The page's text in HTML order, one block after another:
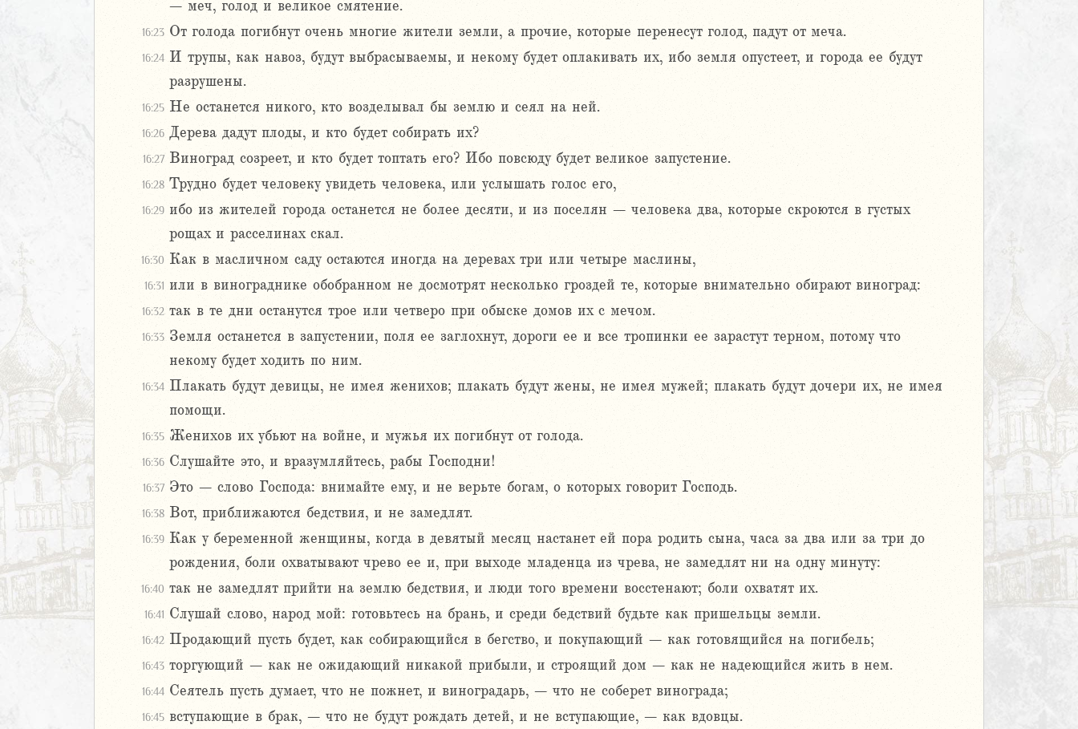
– меч, голод и великое смятение.
16:23 От голода погибнут очень многие жители земли, а прочие, которые перенесут голод, падут от меча.
16:24 И трупы, как навоз, будут выбрасываемы, и некому будет оплакивать их, ибо земля опустеет, и города ее будут
разрушены.
16:25 Не останется никого, кто возделывал бы землю и сеял на ней.
16:26 Дерева дадут плоды, и кто будет собирать их?
16:27 Виноград созреет, и кто будет топтать его? Ибо повсюду будет великое запустение.
16:28 Трудно будет человеку увидеть человека, или услышать голос его,
16:29 ибо из жителей города останется не более десяти, и из поселян – человека два, которые скроются в густых
рощах и расселинах скал.
16:30 Как в масличном саду остаются иногда на деревах три или четыре маслины,
16:31 или в винограднике обобранном не досмотрят несколько гроздей те, которые внимательно обирают виноград:
16:32 так в те дни останутся трое или четверо при обыске домов их с мечом.
16:33 Земля останется в запустении, поля ее заглохнут, дороги ее и все тропинки ее зарастут терном, потому что
некому будет ходить по ним.
16:34 Плакать будут девицы, не имея женихов; плакать будут жены, не имея мужей; плакать будут дочери их, не имея
помощи.
16:35 Женихов их убьют на войне, и мужья их погибнут от голода.
16:36 Слушайте это, и вразумляйтесь, рабы Господни!
16:37 Это – слово Господа: внимайте ему, и не верьте богам, о которых говорит Господь.
16:38 Вот, приближаются бедствия, и не замедлят.
16:39 Как у беременной женщины, когда в девятый месяц настанет ей пора родить сына, часа за два или за три до
рождения, боли охватывают чрево ее и, при выходе младенца из чрева, не замедлят ни на одну минуту:
16:40 так не замедлят прийти на землю бедствия, и люди того времени восстенают; боли охватят их.
16:41 Слушай слово, народ мой: готовьтесь на брань, и среди бедствий будьте как пришельцы земли.
16:42 Продающий пусть будет, как собирающийся в бегство, и покупающий – как готовящийся на погибель;
16:43 торгующий – как не ожидающий никакой прибыли, и строящий дом – как не надеющийся жить в нем.
16:44 Сеятель пусть думает, что не пожнет, и виноградарь, – что не соберет винограда;
16:45 вступающие в брак, – что не будут рождать детей, и не вступающие, – как вдовцы.